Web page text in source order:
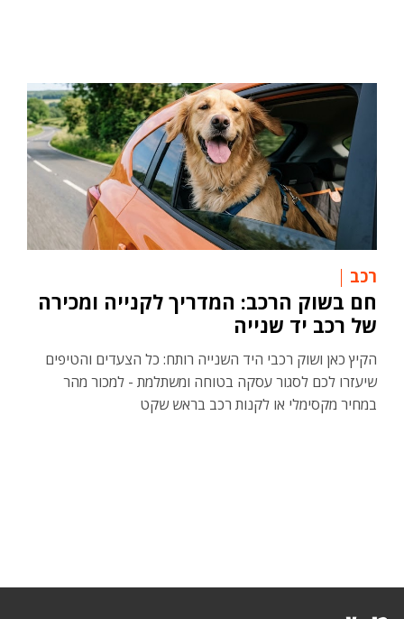
רכב
חם בשוק הרכב: המדריך לקנייה ומכירה
של רכב יד שנייה
הקיץ כאן ושוק רכבי היד השנייה רותח: כל הצעדים והטיפים
שיעזרו לכם לסגור עסקה בטוחה ומשתלמת - למכור מהר
במחיר מקסימלי או לקנות רכב בראש שקט